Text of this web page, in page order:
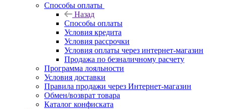
Способы оплаты
Назад
Способы оплаты
Условия кредита
Условия рассрочки
Условия оплаты через интернет-магазин
Продажа по безналичному расчету
Программа лояльности
Условия доставки
Правила продажи через Интернет-магазин
Обмен/возврат товара
Каталог конфиската